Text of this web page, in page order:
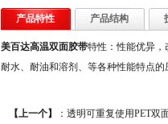
产品特性 产品结构
美百达高温双面胶带特性：性能优异
耐水、耐油和溶剂、等各种性能特点
【上一个】 ： 透明可重复使用PET双